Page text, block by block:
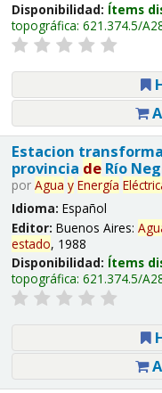
Disponibilidad: Ítems
topográfica: 621.374.5/
Estacion
provincia deRío
por Agua y Energía
Idioma: Español
Editor: Buenos Aires:
estado, 1988
Disponibilidad: Ítems
topográfica: 621.374.5/